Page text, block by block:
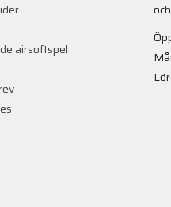
airsoftspel